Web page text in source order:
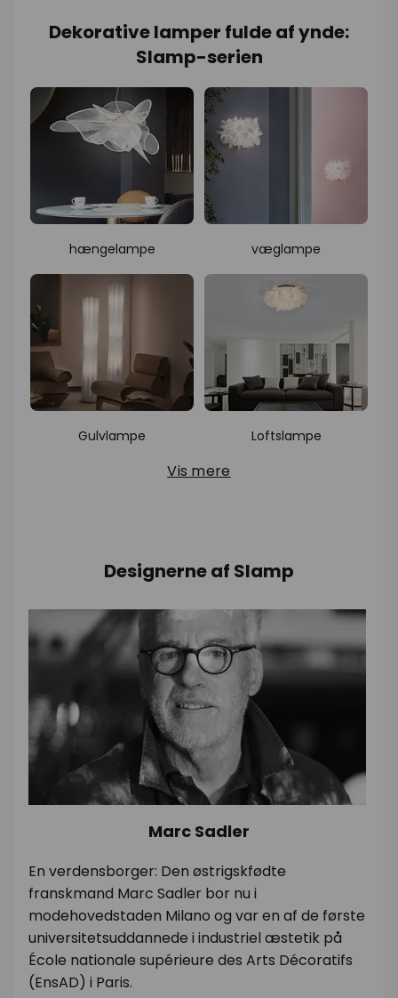
Dekorative lamper fulde af ynde:
Slamp-serien
hængelampe væglampe
Gulvlampe Loftslampe
Vis mere
Designerne af Slamp
Marc Sadler
En verdensborger: Den østrigskfødte
franskmand Marc Sadler bor nu i
modehovedstaden Milano og var en af de første
universitetsuddannede i industriel æstetik på
École nationale supérieure des Arts Décoratifs
(EnsAD) i Paris.